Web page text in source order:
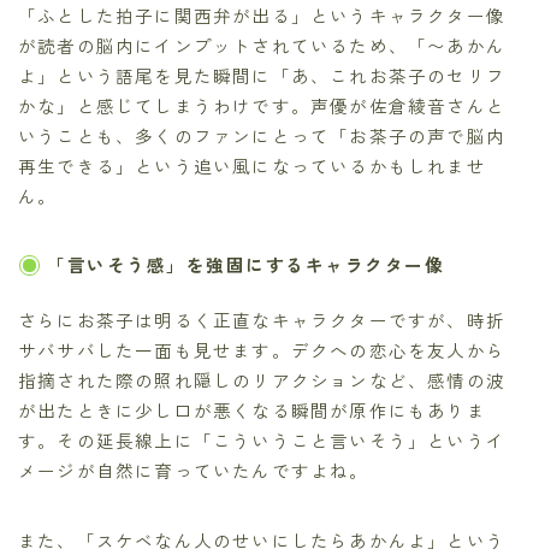
「ふとした拍子に関西弁が出る」というキャラクター像
が読者の脳内にインプットされているため、「〜あかん
よ」という語尾を見た瞬間に「あ、これお茶子のセリフ
かな」と感じてしまうわけです。声優が佐倉綾音さんと
いうことも、多くのファンにとって「お茶子の声で脳内
再生できる」という追い風になっているかもしれませ
ん。
「言いそう感」を強固にするキャラクター像
さらにお茶子は明るく正直なキャラクターですが、時折
サバサバした一面も見せます。デクへの恋心を友人から
指摘された際の照れ隠しのリアクションなど、感情の波
が出たときに少し口が悪くなる瞬間が原作にもありま
す。その延長線上に「こういうこと言いそう」というイ
メージが自然に育っていたんですよね。
また、「スケベなん人のせいにしたらあかんよ」という